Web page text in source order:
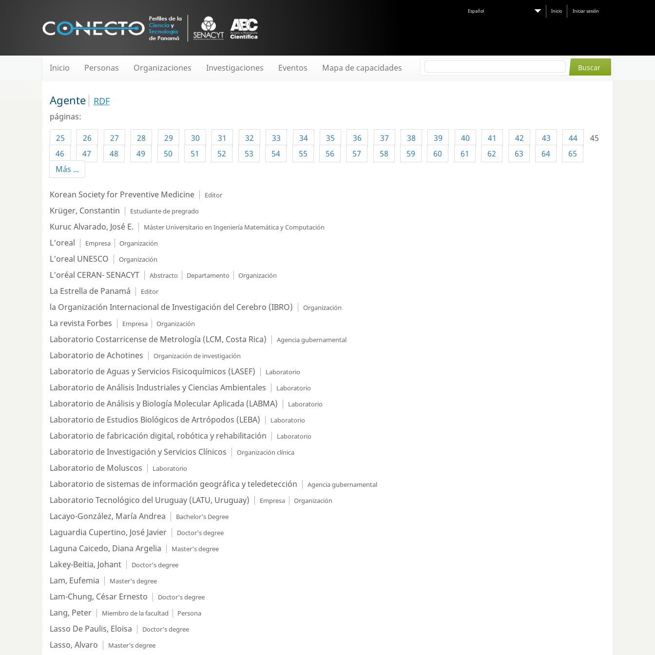
Español Inicio Iniciar sesión
Inicio Personas Organizaciones Investigaciones Eventos Mapa de capacidades
Agente RDF
páginas:
25
26 27 28 29 30 31 32 33 34 35 36 37 38 39 40 41 42 43 44
45
46
47 48 49 50 51 52 53 54 55 56 57 58 59 60 61 62 63 64
65
Más ...
Korean Society for Preventive Medicine Editor
Krüger, Constantin Estudiante de pregrado
Kuruc Alvarado, José E. Máster Universitario en Ingeniería Matemática y Computación
L'oreal Empresa Organización
L'oreal UNESCO Organización
L'oréal CERAN- SENACYT Abstracto Departamento Organización
La Estrella de Panamá Editor
la Organización Internacional de Investigación del Cerebro (IBRO) Organización
La revista Forbes Empresa Organización
Laboratorio Costarricense de Metrología (LCM, Costa Rica) Agencia gubernamental
Laboratorio de Achotines Organización de investigación
Laboratorio de Aguas y Servicios Fisicoquímicos (LASEF) Laboratorio
Laboratorio de Análisis Industriales y Ciencias Ambientales Laboratorio
Laboratorio de Análisis y Biología Molecular Aplicada (LABMA) Laboratorio
Laboratorio de Estudios Biológicos de Artrópodos (LEBA) Laboratorio
Laboratorio de fabricación digital, robótica y rehabilitación Laboratorio
Laboratorio de Investigación y Servicios Clínicos Organización clínica
Laboratorio de Moluscos Laboratorio
Laboratorio de sistemas de información geográfica y teledetección Agencia gubernamental
Laboratorio Tecnológico del Uruguay (LATU, Uruguay) Empresa Organización
Lacayo-González, María Andrea Bachelor's Degree
Laguardia Cupertino, José Javier Doctor's degree
Laguna Caicedo, Diana Argelia Master's degree
Lakey-Beitia, Johant Doctor's degree
Lam, Eufemia Master's degree
Lam-Chung, César Ernesto Doctor's degree
Lang, Peter Miembro de la facultad Persona
Lasso De Paulis, Eloisa Doctor's degree
Lasso, Alvaro Master's degree